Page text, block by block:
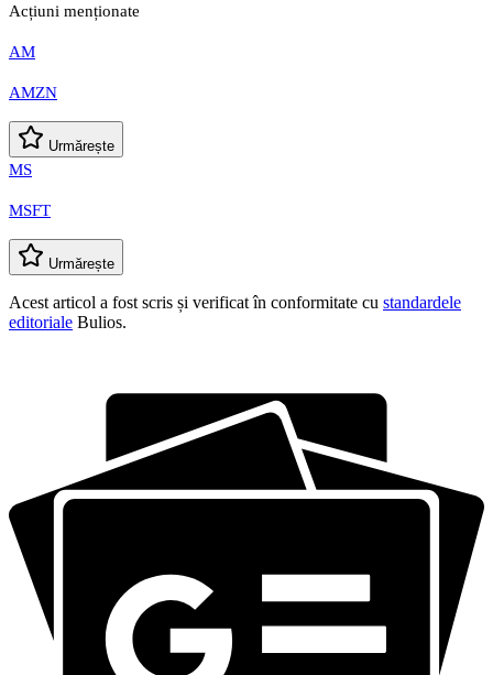
Acțiuni menționate
AM
AMZN
Urmărește
MS
MSFT
Urmărește
Acest articol a fost scris și verificat în conformitate cu standardele
editoriale Bulios.